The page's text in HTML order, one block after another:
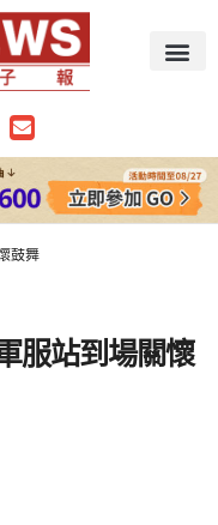
鼓舞
服站到場關懷